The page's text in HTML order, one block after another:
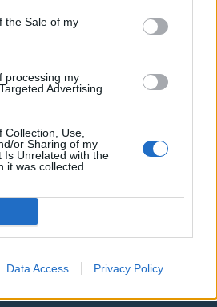
the Sale of my
processing my
Advertising.
Use,
or Sharing of my
Is Unrelated with the
it was collected.
Data Access Privacy Policy
Grid Girl -
poseerannut
Yhteistyössä
Jocka
Viihde